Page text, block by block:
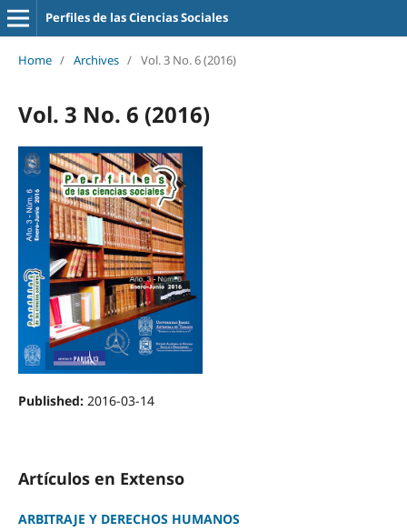
Perfiles de las Ciencias Sociales
Home / Archives / Vol. 3 No. 6 (2016)
Vol. 3 No. 6 (2016)
Published: 2016-03-14
Artículos en Extenso
ARBITRAJE Y DERECHOS HUMANOS